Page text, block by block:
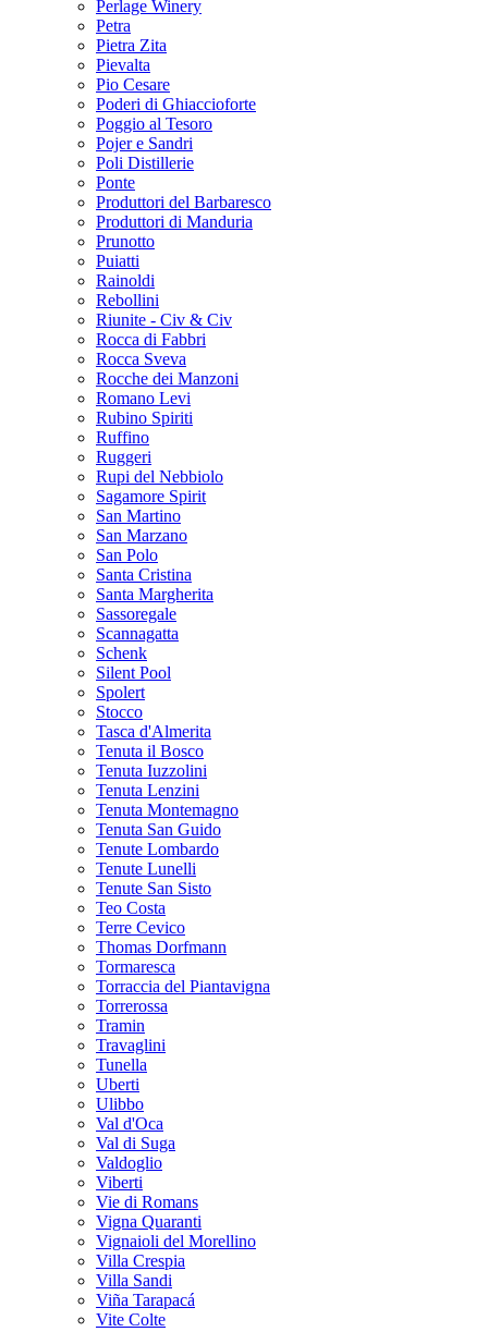
Perlage Winery
Petra
Pietra Zita
Pievalta
Pio Cesare
Poderi di Ghiaccioforte
Poggio al Tesoro
Pojer e Sandri
Poli Distillerie
Ponte
Produttori del Barbaresco
Produttori di Manduria
Prunotto
Puiatti
Rainoldi
Rebollini
Riunite - Civ & Civ
Rocca di Fabbri
Rocca Sveva
Rocche dei Manzoni
Romano Levi
Rubino Spiriti
Ruffino
Ruggeri
Rupi del Nebbiolo
Sagamore Spirit
San Martino
San Marzano
San Polo
Santa Cristina
Santa Margherita
Sassoregale
Scannagatta
Schenk
Silent Pool
Spolert
Stocco
Tasca d'Almerita
Tenuta il Bosco
Tenuta Iuzzolini
Tenuta Lenzini
Tenuta Montemagno
Tenuta San Guido
Tenute Lombardo
Tenute Lunelli
Tenute San Sisto
Teo Costa
Terre Cevico
Thomas Dorfmann
Tormaresca
Torraccia del Piantavigna
Torrerossa
Tramin
Travaglini
Tunella
Uberti
Ulibbo
Val d'Oca
Val di Suga
Valdoglio
Viberti
Vie di Romans
Vigna Quaranti
Vignaioli del Morellino
Villa Crespia
Villa Sandi
Viña Tarapacá
Vite Colte